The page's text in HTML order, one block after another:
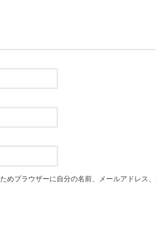
めブラウザーに自分の名前、メールアドレス、